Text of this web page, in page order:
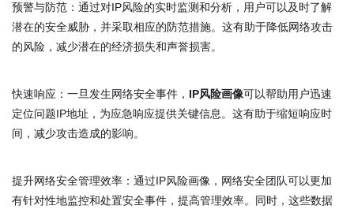
预警与防范：通过对IP风险的实时监测和分析，用户可以及时了解
潜在的安全威胁，并采取相应的防范措施。这有助于降低网络攻击
的风险，减少潜在的经济损失和声誉损害。
快速响应：一旦发生网络安全事件， IP风险画像可以帮助用户迅速
定位问题IP地址，为应急响应提供关键信息。这有助于缩短响应时
间，减少攻击造成的影响。
提升网络安全管理效率：通过IP风险画像，网络安全团队可以更加
有针对性地监控和处置安全事件，提高管理效率。同时，这些数据